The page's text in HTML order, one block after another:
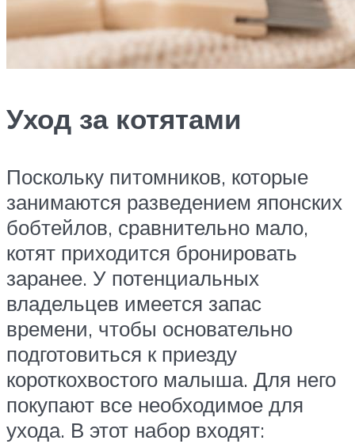
Уход за котятами
Поскольку питомников, которые
занимаются разведением японских
бобтейлов, сравнительно мало,
котят приходится бронировать
заранее. У потенциальных
владельцев имеется запас
времени, чтобы основательно
подготовиться к приезду
короткохвостого малыша. Для него
покупают все необходимое для
ухода. В этот набор входят: